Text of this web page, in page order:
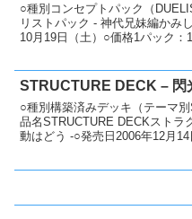
○種別コンセプトパック（
リストパック - 神代兄妹編かみ
10月19日（土）○価格1パック
STRUCTURE DECK – 閃
○種別構築済みデッキ（テーマ
品名STRUCTURE DECKストラ
動はどう -○発売日2006年12月